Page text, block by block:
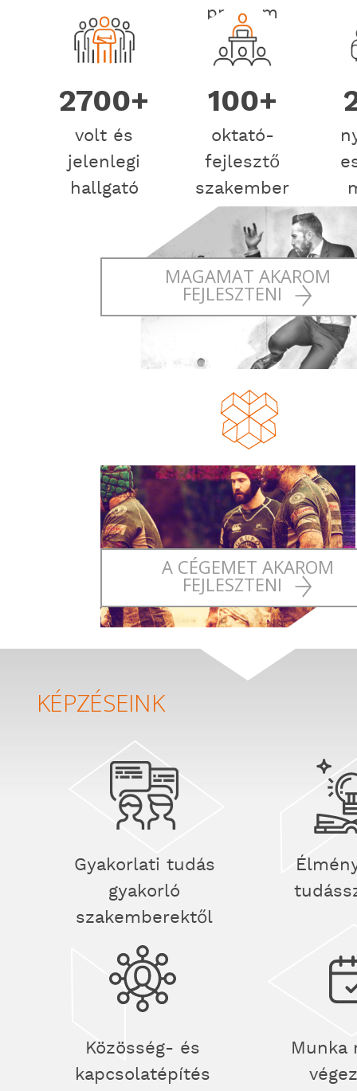
program
2700+
volt és
jelenlegi
hallgató
100+
oktató-
fejlesztő
szakember
MAGAMAT AKAROM
FEJLESZTENI
A CÉGEMET AKAROM
FEJLESZTENI
KÉPZÉSEINK
Gyakorlati tudás
gyakorló
szakemberektől
Közösség- és
kapcsolatépítés
Munka